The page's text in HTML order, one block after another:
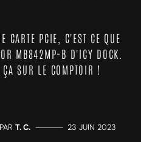
CARTE PCIE, C'EST CE QUE
MB842MP-B D'ICY DOCK.
ÇA SUR LE COMPTOIR !
T. C. ————— 23 JUIN 2023